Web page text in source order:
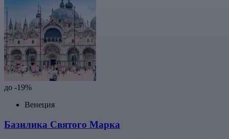
до -19%
Венеция
Базилика Святого Марка